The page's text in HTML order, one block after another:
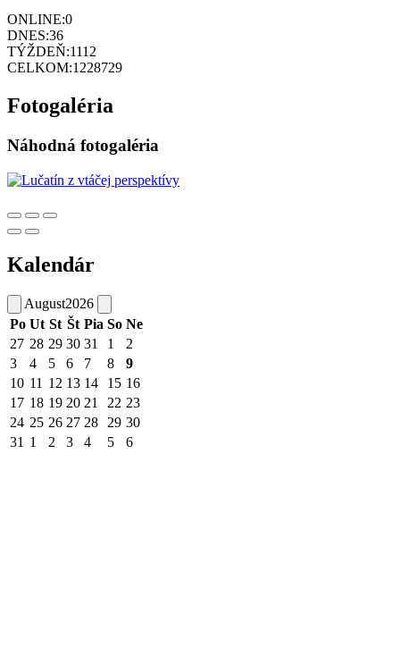
ONLINE:0
DNES:36
TÝŽDEŇ:1112
CELKOM:1228729
Fotogaléria
Náhodná fotogaléria
Kalendár
August2026
Po Ut St Št Pia So Ne
27 28 29 30 31 1
2
3
4 5 6 7 8
9
10 11 12 13 14 15 16
17 18 19 20 21 22 23
24 25 26 27 28 29 30
31 1 2 3 4 5 6